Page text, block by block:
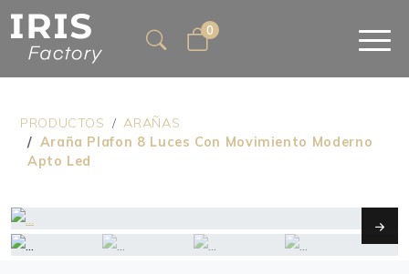
0
PRODUCTOS
ARAÑAS
Araña Plafon 8 Luces Con Movimiento Moderno
Apto Led